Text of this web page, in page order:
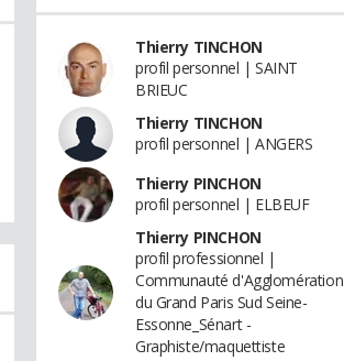
Thierry TINCHON
profil personnel | SAINT
BRIEUC
Thierry TINCHON
profil personnel | ANGERS
Thierry PINCHON
profil personnel | ELBEUF
Thierry PINCHON
profil professionnel |
Communauté d'Agglomération
du Grand Paris Sud Seine-
Essonne_Sénart -
Graphiste/maquettiste